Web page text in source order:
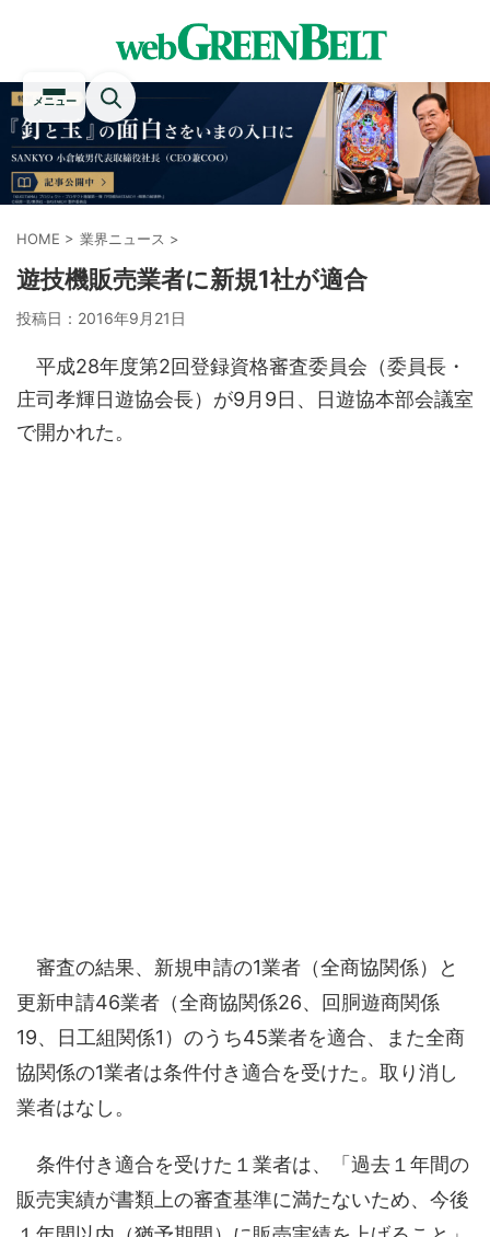
メニュー
HOME > 業界ニュース >
遊技機販売業者に新規1社が適合
投稿日： 2016年9月21日
平成28年度第2回登録資格審査委員会（委員長・
庄司孝輝日遊協会長）が9月9日、日遊協本部会議室
で開かれた。
審査の結果、新規申請の1業者（全商協関係）と
更新申請46業者（全商協関係26、回胴遊商関係
19、日工組関係1）のうち45業者を適合、また全商
協関係の1業者は条件付き適合を受けた。取り消し
業者はなし。
条件付き適合を受けた１業者は、「過去１年間の
販売実績が書類上の審査基準に満たないため、今後